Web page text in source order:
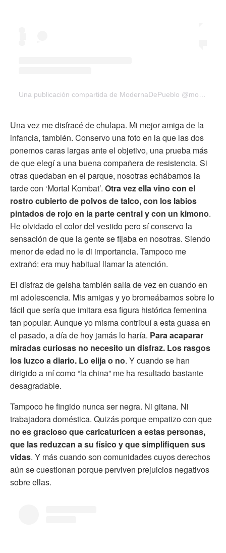
Una publicación compartida de ModernaDePueblo @modernadepueblo
Una vez me disfracé de chulapa. Mi mejor amiga de la
infancia, también. Conservo una foto en la que las dos
ponemos caras largas ante el objetivo, una prueba más
de que elegí a una buena compañera de resistencia. Si
otras quedaban en el parque, nosotras echábamos la
tarde con ‘Mortal Kombat’. Otra vez ella vino con el
rostro cubierto de polvos de talco, con los labios
pintados de rojo en la parte central y con un kimono.
He olvidado el color del vestido pero sí conservo la
sensación de que la gente se fijaba en nosotras. Siendo
menor de edad no le di importancia. Tampoco me
extrañó: era muy habitual llamar la atención.
El disfraz de geisha también salía de vez en cuando en
mi adolescencia. Mis amigas y yo bromeábamos sobre lo
fácil que sería que imitara esa figura histórica femenina
tan popular. Aunque yo misma contribuí a esta guasa en
el pasado, a día de hoy jamás lo haría. Para acaparar
miradas curiosas no necesito un disfraz. Los rasgos
los luzco a diario. Lo elija o no. Y cuando se han
dirigido a mí como “la china” me ha resultado bastante
desagradable.
Tampoco he fingido nunca ser negra. Ni gitana. Ni
trabajadora doméstica. Quizás porque empatizo con que
no es gracioso que caricaturicen a estas personas,
que las reduzcan a su físico y que simplifiquen sus
vidas. Y más cuando son comunidades cuyos derechos
aún se cuestionan porque perviven prejuicios negativos
sobre ellas.